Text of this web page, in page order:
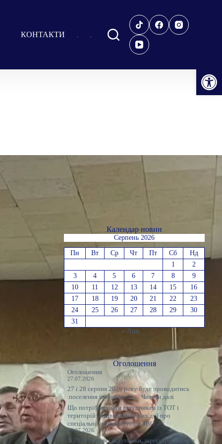
Відкрити Панель інструментів
КОНТАКТИ
Календар новин
Серпень 2026
Пн Вт Ср Чт Пт Сб
Нд
1
2
3
4 5 6 7 8
9
10
11 12 13 14 15
16
17
18 19 20 21 22
23
24
25 26 27 28 29
30
31
« Лип
Оголошення
Оголошення
27.07.2026
27 і 28 серпня 2026 року буде проводитись
поселення іногородніх…Читати далі
Оголошення
Що потрібно знати вступникам із ТОТ і
територій активних бойових дій про
спеціальні умови вступу в ЗВО
20.07.2026
У 2026 році всі вступники, зареєстровані або